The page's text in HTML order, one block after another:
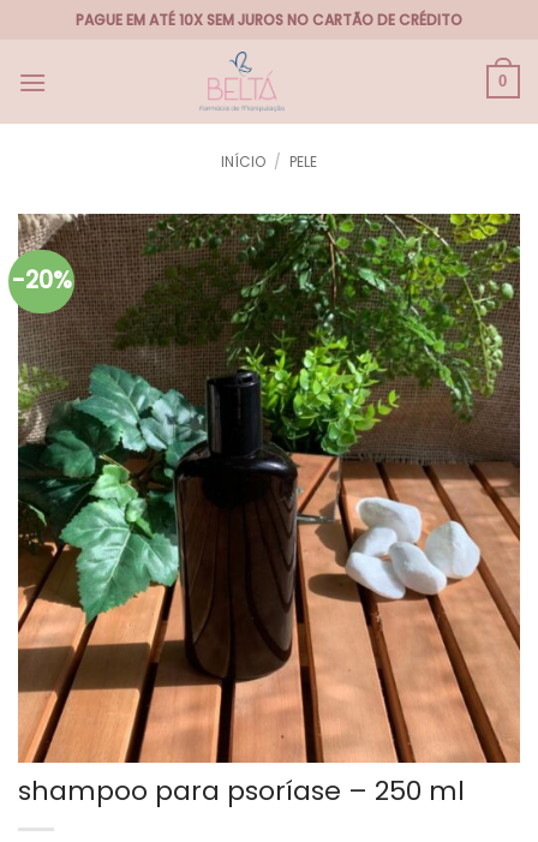
content
PAGUE EM ATÉ 10X SEM JUROS NO CARTÃO DE CRÉDITO
0
INÍCIO / PELE
-20%
shampoo para psoríase – 250 ml